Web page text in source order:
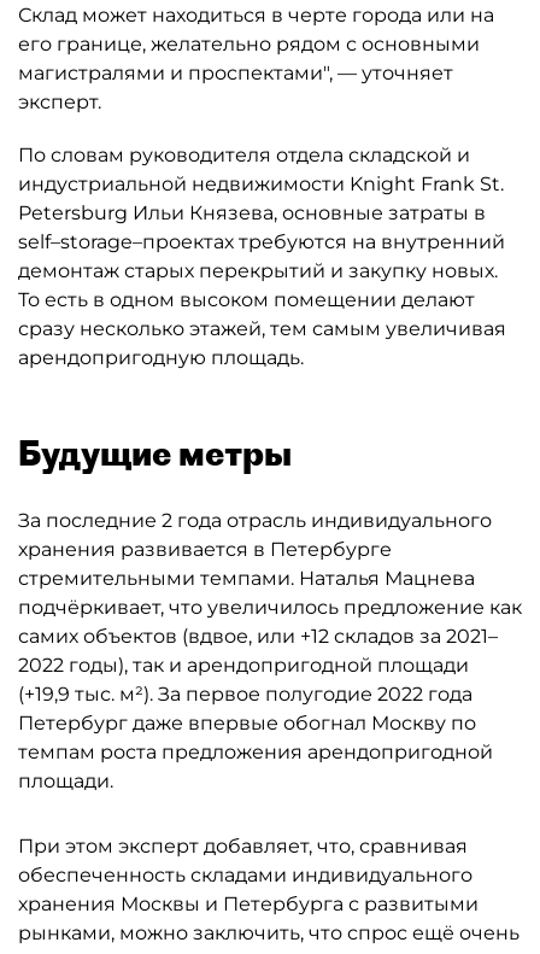
Склад может находиться в черте города или на
его границе, желательно рядом с основными
магистралями и проспектами", — уточняет
эксперт.
По словам руководителя отдела складской и
индустриальной недвижимости Knight Frank St.
Petersburg Ильи Князева, основные затраты в
self–storage–проектах требуются на внутренний
демонтаж старых перекрытий и закупку новых.
То есть в одном высоком помещении делают
сразу несколько этажей, тем самым увеличивая
арендопригодную площадь.
Будущие метры
За последние 2 года отрасль индивидуального
хранения развивается в Петербурге
стремительными темпами. Наталья Мацнева
подчёркивает, что увеличилось предложение как
самих объектов (вдвое, или +12 складов за 2021–
2022 годы), так и арендопригодной площади
(+19,9 тыс. м²). За первое полугодие 2022 года
Петербург даже впервые обогнал Москву по
темпам роста предложения арендопригодной
площади.
При этом эксперт добавляет, что, сравнивая
обеспеченность складами индивидуального
хранения Москвы и Петербурга с развитыми
рынками, можно заключить, что спрос ещё очень